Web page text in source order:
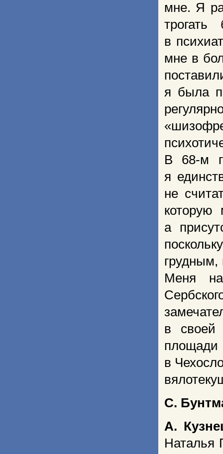
мне. Я
в
мне в
я была
В 68-м
я
не
которую
а
грудным,
Меня
в своей
в
С.
А.
Наталья